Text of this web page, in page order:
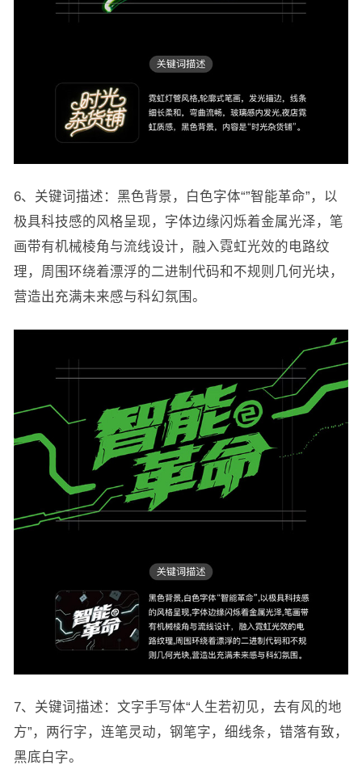
6、关键词描述：黑色背景，白色字体“”智能革命”，以
极具科技感的风格呈现，字体边缘闪烁着金属光泽，笔
画带有机械棱角与流线设计，融入霓虹光效的电路纹
理，周围环绕着漂浮的二进制代码和不规则几何光块，
营造出充满未来感与科幻氛围。
7、关键词描述：文字手写体“人生若初见，去有风的地
方”，两行字，连笔灵动，钢笔字，细线条，错落有致，
黑底白字。